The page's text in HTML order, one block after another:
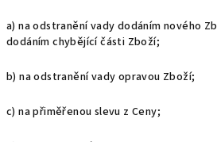
a) na odstranění vady dodáním nového
dodáním chybějící části Zboží;
b) na odstranění vady opravou Zboží;
c) na přiměřenou slevu z Ceny;